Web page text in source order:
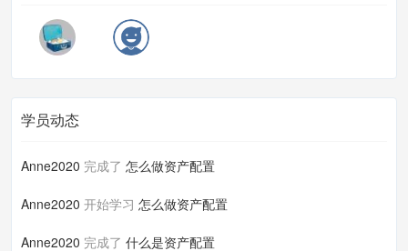
学员动态
Anne2020 完成了 怎么做资产配置
Anne2020 开始学习 怎么做资产配置
Anne2020 完成了 什么是资产配置